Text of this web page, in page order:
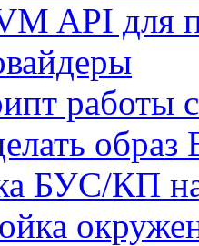
API для
работы
БУС/КП